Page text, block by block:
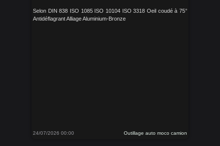
Selon DIN 838 ISO 1085 ISO 10104 ISO 3318 Oeil coudé à 75°
Antidéflagrant Alliage Aluminium-Bronze
24/07/2026 00:00 Outillage auto moco camion